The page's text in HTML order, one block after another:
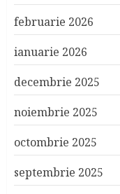
februarie 2026
ianuarie 2026
decembrie 2025
noiembrie 2025
octombrie 2025
septembrie 2025